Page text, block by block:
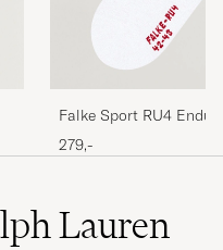
Falke Sport RU4
Running Socks White
279,-
Lauren